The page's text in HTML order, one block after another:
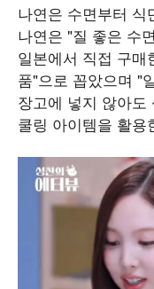
나연은 수면부터 식
나연은 "질 좋은 수
일본에서 직접 구매
품"으로 꼽았으며 "
장고에 넣지 않아도
쿨링 아이템을 활용